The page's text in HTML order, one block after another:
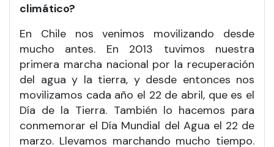
climático?
En Chile nos venimos movilizando desde
mucho antes. En 2013 tuvimos nuestra
primera marcha nacional por la recuperación
del agua y la tierra, y desde entonces nos
movilizamos cada año el 22 de abril, que es el
Día de la Tierra. También lo hacemos para
conmemorar el Día Mundial del Agua el 22 de
marzo. Llevamos marchando mucho tiempo.